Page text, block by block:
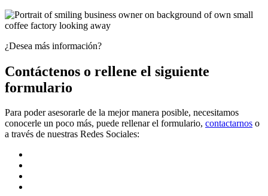
¿Desea más información?
Contáctenos o rellene el siguiente
formulario
Para poder asesorarle de la mejor manera posible, necesitamos
conocerle un poco más, puede rellenar el formulario, contactarnos o
a través de nuestras Redes Sociales: